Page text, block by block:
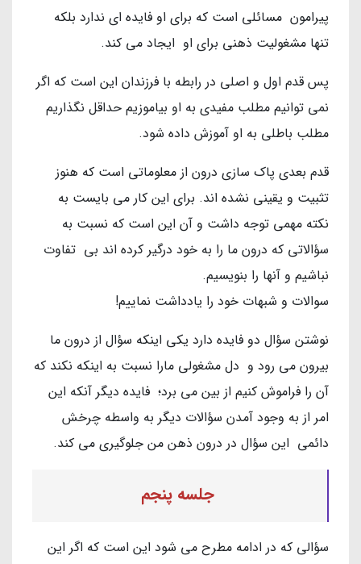
پیرامون مسائلی است که برای او فایده ای ندارد بلکه
تنها مشغولیت ذهنی برای او ایجاد می کند.
پس قدم اول و اصلی در رابطه با فرزندان این است که اگر
نمی توانیم مطلب مفیدی به او بیاموزیم حداقل نگذاریم
مطلب باطلی به او آموزش داده شود.
قدم بعدی پاک سازی درون از معلوماتی است که هنوز
تثبیت و یقینی نشده اند. برای این کار می بایست به
نکته مهمی توجه داشت و آن این است که نسبت به
سؤالاتی که درون ما را به خود درگیر کرده اند بی تفاوت
نباشیم و آنها را بنویسیم.
سوالات و شبهات خود را یادداشت نماییم!
نوشتن سؤال دو فایده دارد یکی اینکه سؤال از درون ما
بیرون می رود و دل مشغولی مارا نسبت به اینکه نکند که
آن را فراموش کنیم از بین می برد؛ فایده دیگر آنکه این
امر از به وجود آمدن سؤالات دیگر به واسطه چرخش
دائمی این سؤال در درون ذهن من جلوگیری می کند.
جلسه پنجم
سؤالی که در ادامه مطرح می شود این است که اگر این